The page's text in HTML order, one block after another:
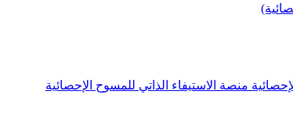
منصة الاستيفاء الذاتي للمسوح الإحصائية